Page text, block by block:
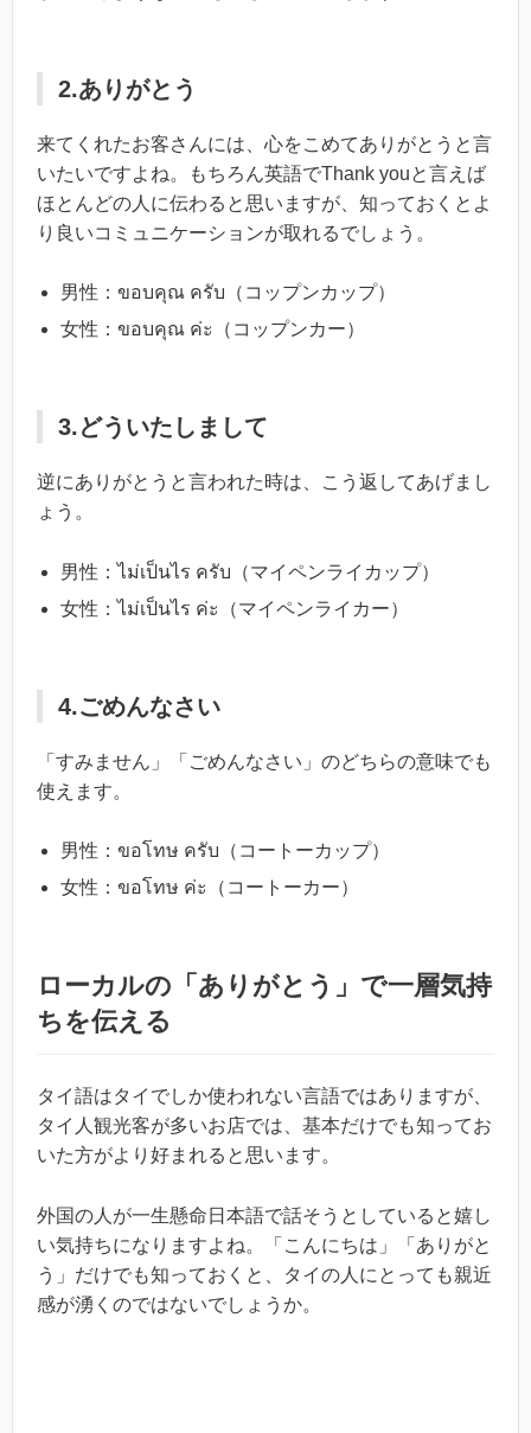
2.ありがとう
来てくれたお客さんには、心をこめてありがとうと言
いたいですよね。もちろん英語でThank youと言えば
ほとんどの人に伝わると思いますが、知っておくとよ
り良いコミュニケーションが取れるでしょう。
男性：ขอบคุณ ครับ（コップンカップ）
女性：ขอบคุณ ค่ะ（コップンカー）
3.どういたしまして
逆にありがとうと言われた時は、こう返してあげまし
ょう。
男性：ไม่เป็นไร ครับ（マイペンライカップ）
女性：ไม่เป็นไร ค่ะ（マイペンライカー）
4.ごめんなさい
「すみません」「ごめんなさい」のどちらの意味でも
使えます。
男性：ขอโทษ ครับ（コートーカップ）
女性：ขอโทษ ค่ะ（コートーカー）
ローカルの「ありがとう」で一層気持
ちを伝える
タイ語はタイでしか使われない言語ではありますが、
タイ人観光客が多いお店では、基本だけでも知ってお
いた方がより好まれると思います。
外国の人が一生懸命日本語で話そうとしていると嬉し
い気持ちになりますよね。「こんにちは」「ありがと
う」だけでも知っておくと、タイの人にとっても親近
感が湧くのではないでしょうか。